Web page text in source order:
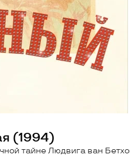
(1994)
тайне Людвига ван